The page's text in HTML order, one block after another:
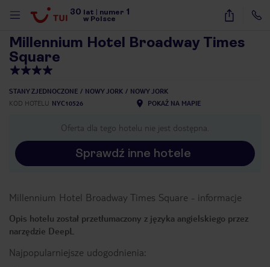
30 lat numer 1
w Polsce
5
Millennium Hotel Broadway Times
Square
STANY ZJEDNOCZONE NOWY JORK
NOWY JORK
KOD HOTELU NYC10526 POKAŻ NA MAPIE
Oferta dla tego hotelu nie jest dostępna.
Sprawdź inne hotele
Millennium Hotel Broadway Times Square - informacje
Opis hotelu został przetłumaczony z języka angielskiego przez
narzędzie DeepL
Najpopularniejsze udogodnienia: